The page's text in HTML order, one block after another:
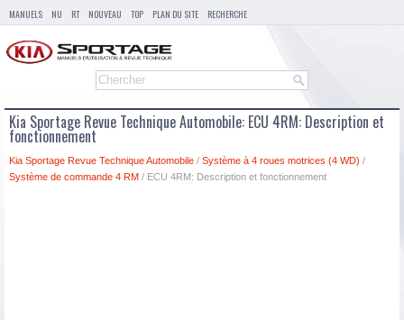
MANUELS NU RT NOUVEAU TOP PLAN DU SITE RECHERCHE
Kia Sportage Revue Technique Automobile: ECU 4RM: Description et
fonctionnement
Kia Sportage Revue Technique Automobile / Système à 4 roues motrices (4 WD) /
Système de commande 4 RM / ECU 4RM: Description et fonctionnement